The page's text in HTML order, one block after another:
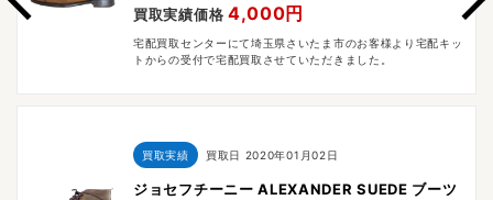
買取実績価格 4,000円
宅配買取センターにて埼玉県さいたま市のお客様より宅配キッ
トからの受付で宅配買取させていただきました。
買取実績 買取日 2020年01月02日
ジョセフチーニー ALEXANDER SUEDE ブーツ